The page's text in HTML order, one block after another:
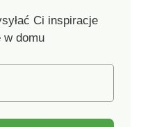
Ci inspiracje
w domu